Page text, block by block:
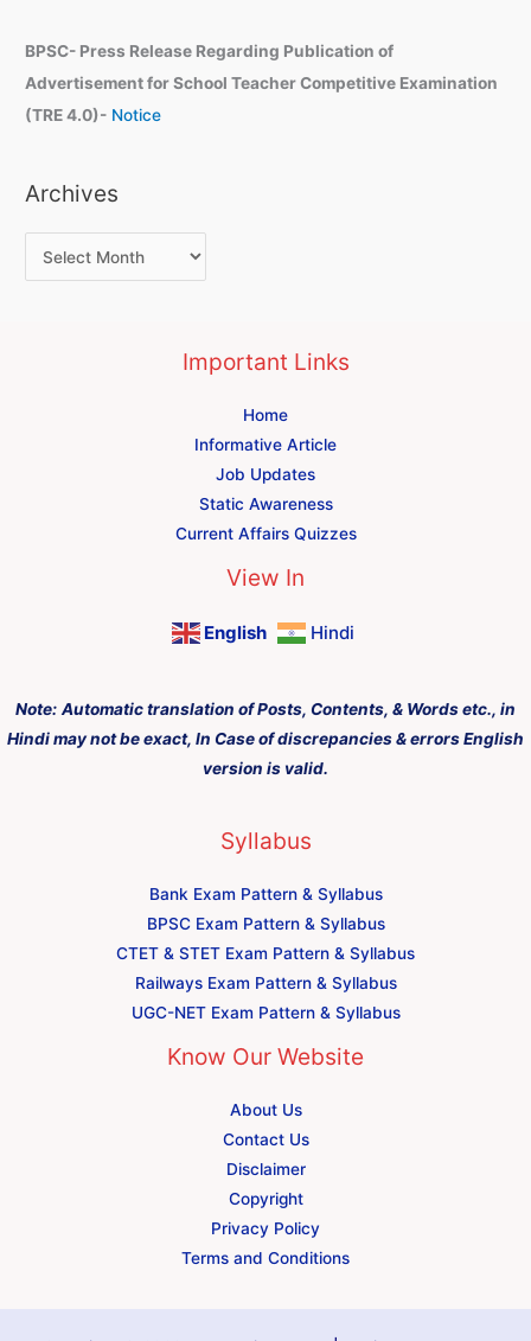
BPSC- Press Release Regarding Publication of
Advertisement for School Teacher Competitive Examination
(TRE 4.0)- Notice
Archives
Important Links
Home
Informative Article
Job Updates
Static Awareness
Current Affairs Quizzes
View In
English Hindi
Note: Automatic translation of Posts, Contents, & Words etc., in
Hindi may not be exact, In Case of discrepancies & errors English
version is valid.
Syllabus
Bank Exam Pattern & Syllabus
BPSC Exam Pattern & Syllabus
CTET & STET Exam Pattern & Syllabus
Railways Exam Pattern & Syllabus
UGC-NET Exam Pattern & Syllabus
Know Our Website
About Us
Contact Us
Disclaimer
Copyright
Privacy Policy
Terms and Conditions